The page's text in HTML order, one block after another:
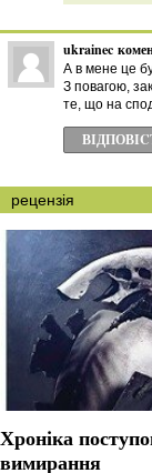
ukrainec
А в мене це
З повагою,
те, що на
рецензія
Хроніка
вимирання